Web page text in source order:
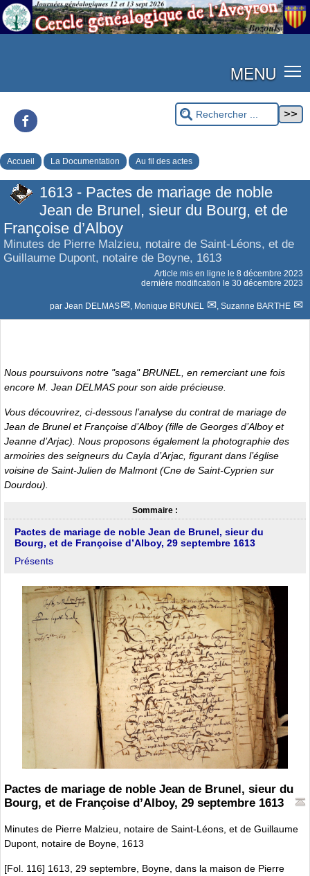
MENU
Accueil La Documentation Au fil des actes
1613 - Pactes de mariage de noble
Jean de Brunel, sieur du Bourg, et de
Françoise d’Alboy
Minutes de Pierre Malzieu, notaire de Saint-Léons, et de
Guillaume Dupont, notaire de Boyne, 1613
Article mis en ligne le 8 décembre 2023
dernière modification le 30 décembre 2023
par Jean DELMAS Monique BRUNEL Suzanne BARTHE
Nous poursuivons notre "saga" BRUNEL, en remerciant une fois
encore M. Jean DELMAS pour son aide précieuse.
Vous découvrirez, ci-dessous l’analyse du contrat de mariage de
Jean de Brunel et Françoise d’Alboy (fille de Georges d’Alboy et
Jeanne d’Arjac). Nous proposons également la photographie des
armoiries des seigneurs du Cayla d’Arjac, figurant dans l’église
voisine de Saint-Julien de Malmont (Cne de Saint-Cyprien sur
Dourdou).
Sommaire :
Pactes de mariage de noble Jean de Brunel, sieur du
Bourg, et de Françoise d’Alboy, 29 septembre 1613
Présents
Pactes de mariage de noble Jean de Brunel, sieur du
Bourg, et de Françoise d’Alboy, 29 septembre 1613
Minutes de Pierre Malzieu, notaire de Saint-Léons, et de Guillaume
Dupont, notaire de Boyne, 1613
[Fol. 116] 1613, 29 septembre, Boyne, dans la maison de Pierre